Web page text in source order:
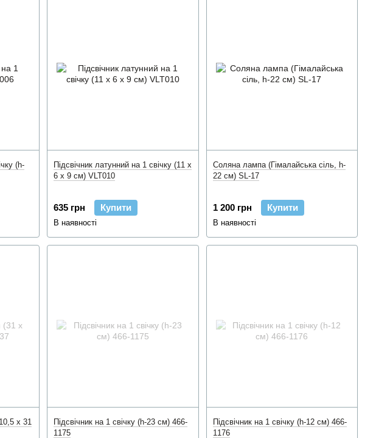
(h-
Підсвічник латунний на 1 свічку (11 x
6 x 9 см) VLT010
635 грн Купити
В наявності
Соляна лампа (Гімалайська сіль, h-
22 см) SL-17
1 200 грн Купити
В наявності
х 31
Підсвічник на 1 свічку (h-23 см) 466-
1175
Підсвічник на 1 свічку (h-12 см) 466-
1176